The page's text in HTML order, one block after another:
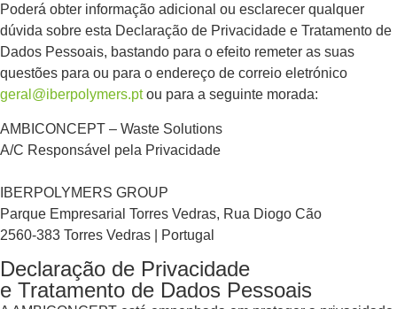
Poderá obter informação adicional ou esclarecer qualquer
dúvida sobre esta Declaração de Privacidade e Tratamento de
Dados Pessoais, bastando para o efeito remeter as suas
questões para ou para o endereço de correio eletrónico
geral@iberpolymers.ptou para a seguinte morada:
AMBICONCEPT – Waste Solutions
A/C Responsável pela Privacidade
IBERPOLYMERS GROUP
Parque Empresarial Torres Vedras, Rua Diogo Cão
2560-383 Torres Vedras | Portugal
Declaração de Privacidade
e Tratamento de Dados Pessoais